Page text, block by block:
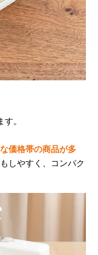
。
価格帯の商品が多
しやすく、コンパク